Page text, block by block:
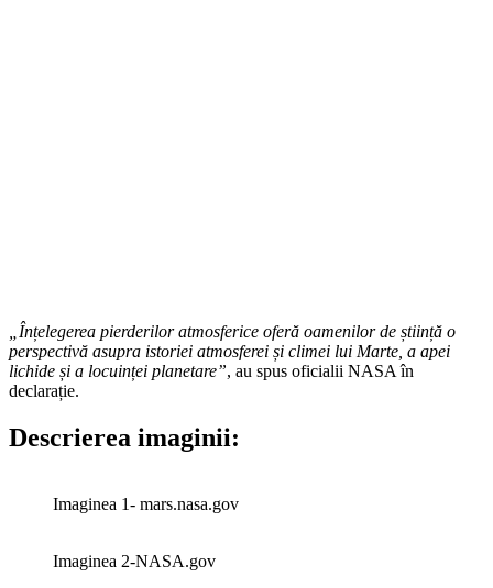
„Înțelegerea pierderilor atmosferice oferă oamenilor de știință o
perspectivă asupra istoriei atmosferei și climei lui Marte, a apei
lichide și a locuinței planetare”, au spus oficialii NASA în
declarație.
Descrierea imaginii:
Imaginea 1- mars.nasa.gov
Imaginea 2-NASA.gov